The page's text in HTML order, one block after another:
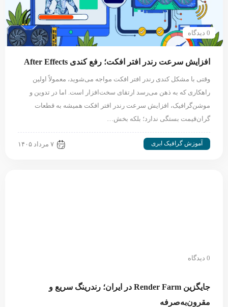
0 دیدگاه
افزایش سرعت رندر افتر افکت؛ رفع کندی After Effects
وقتی با مشکل کندی رندر افتر افکت مواجه می‌شوید، معمولاً اولین
راهکاری که به ذهن می‌رسد ارتقای سخت‌افزار است. اما در تدوین و
موشن‌گرافیک، افزایش سرعت رندر افتر افکت همیشه به قطعات
گران‌قیمت بستگی ندارد؛ بلکه بخش…
آموزش گرافیک ابری ۷ مرداد ۱۴۰۵
0 دیدگاه
جایگزین Render Farm در ایران؛ رندرینگ سریع و
مقرون‌به‌صرفه